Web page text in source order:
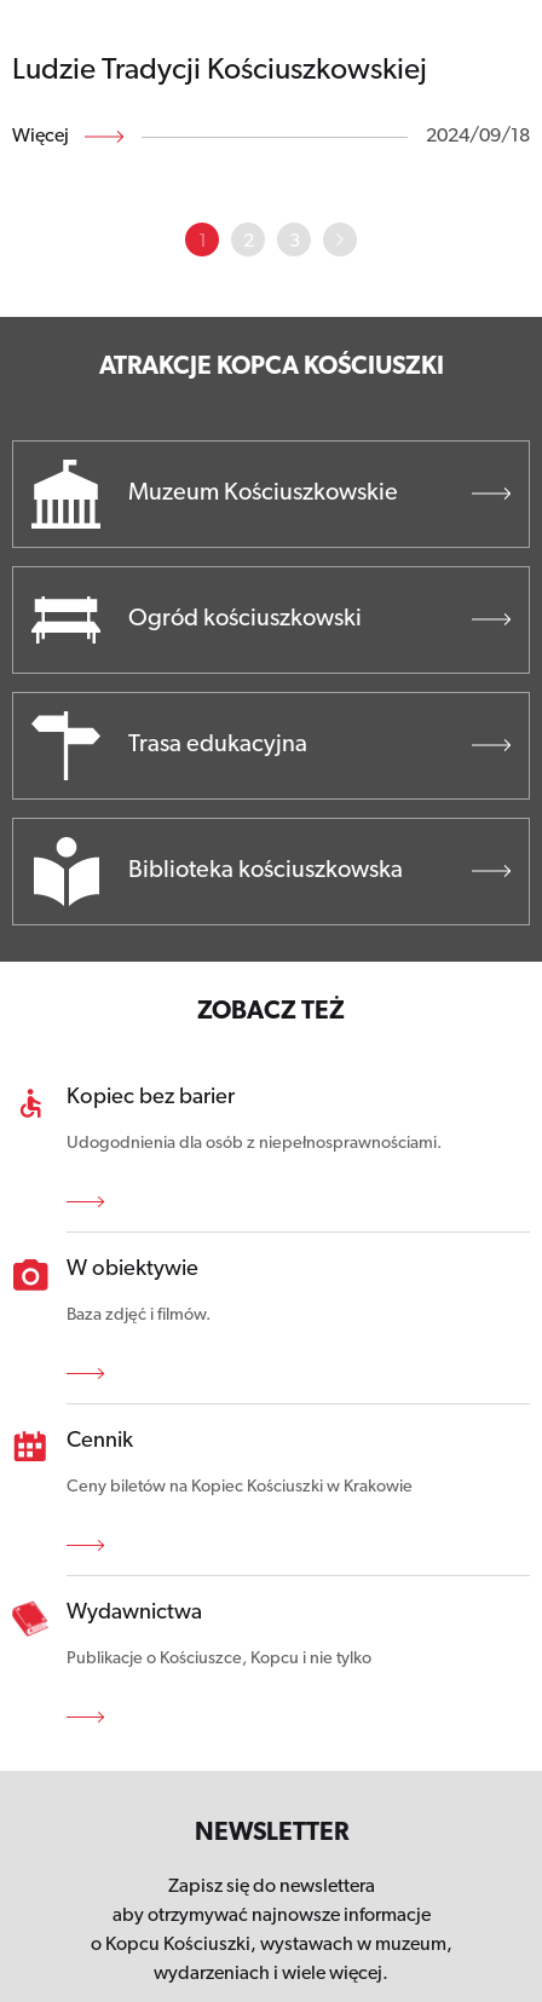
Ludzie Tradycji Kościuszkowskiej
Więcej 2024/09/18
2 3
ATRAKCJE KOPCA KOŚCIUSZKI
Muzeum Kościuszkowskie
Ogród kościuszkowski
Trasa edukacyjna
Biblioteka kościuszkowska
ZOBACZ TEŻ
Kopiec bez barier
Udogodnienia dla osób z niepełnosprawnościami.
W obiektywie
Baza zdjęć i filmów.
Cennik
Ceny biletów na Kopiec Kościuszki w Krakowie
Wydawnictwa
Publikacje o Kościuszce, Kopcu i nie tylko
NEWSLETTER
Zapisz się do newslettera
aby otrzymywać najnowsze informacje
o Kopcu Kościuszki, wystawach w muzeum,
wydarzeniach i wiele więcej.